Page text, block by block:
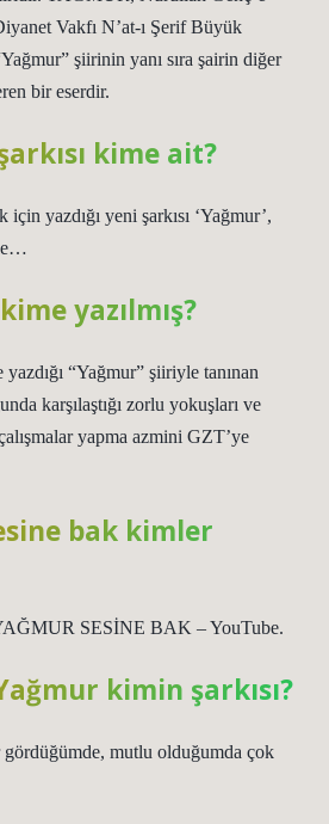
Vakfı N’at-ı Şerif Büyük
şiirinin yanı sıra şairin diğer
bir eserdir.
kime ait?
için yazdığı yeni şarkısı ‘Yağmur’,
yazılmış?
“Yağmur” şiiriyle tanınan
karşılaştığı zorlu yokuşları ve
yapma azmini GZT’ye
bak kimler
SESİNE BAK – YouTube.
kimin şarkısı?
mutlu olduğumda çok